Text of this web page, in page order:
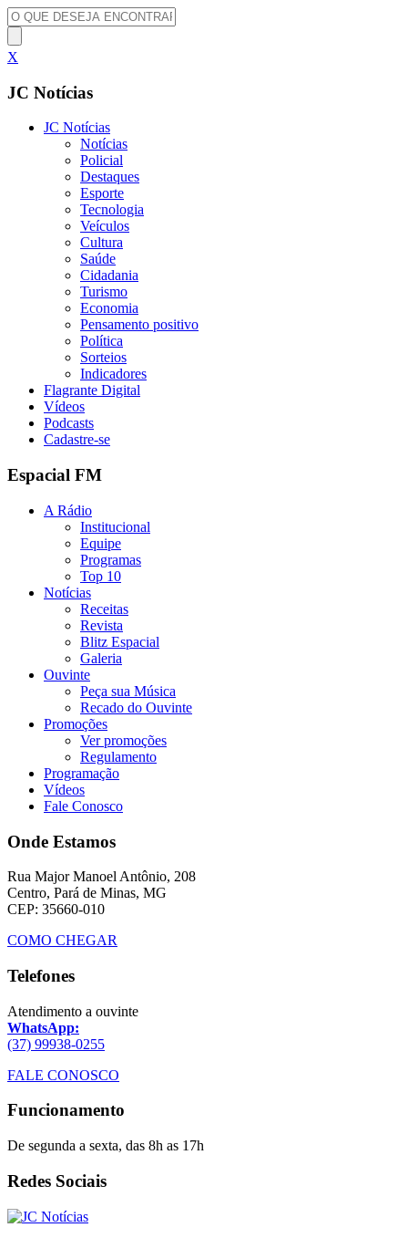
X
JC Notícias
JC Notícias
Notícias
Policial
Destaques
Esporte
Tecnologia
Veículos
Cultura
Saúde
Cidadania
Turismo
Economia
Pensamento positivo
Política
Sorteios
Indicadores
Flagrante Digital
Vídeos
Podcasts
Cadastre-se
Espacial FM
A Rádio
Institucional
Equipe
Programas
Top 10
Notícias
Receitas
Revista
Blitz Espacial
Galeria
Ouvinte
Peça sua Música
Recado do Ouvinte
Promoções
Ver promoções
Regulamento
Programação
Vídeos
Fale Conosco
Onde Estamos
Rua Major Manoel Antônio, 208
Centro, Pará de Minas, MG
CEP: 35660-010
COMO CHEGAR
Telefones
Atendimento a ouvinte
WhatsApp:
(37) 99938-0255
FALE CONOSCO
Funcionamento
De segunda a sexta, das 8h as 17h
Redes Sociais